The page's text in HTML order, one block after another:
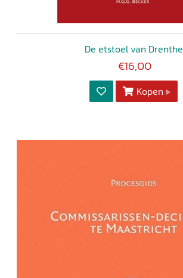
De etstoel van Drenthe
€16,00
Kopen